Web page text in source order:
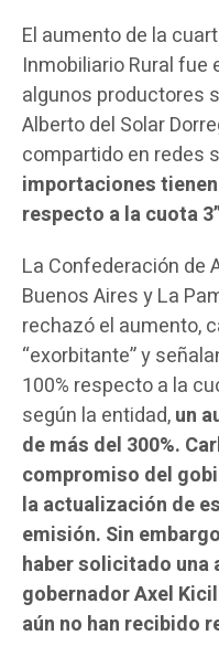
El aumento de la
Inmobiliario Rural
algunos productores
Alberto del Solar
compartido en redes
importaciones
respecto a la cuota
La Confederación de
Buenos Aires y La
rechazó el aumento,
“exorbitante” y
100% respecto a la
según la entidad,un
de más del 300%.
compromiso del
la actualización de
emisión. Sin
haber solicitado una
gobernador Axel
aún no han recibido